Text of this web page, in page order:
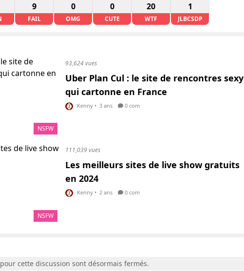
9
FAIL
0
OMG
0
CUTE
20
WTF
1
JLBCSDP
NSFW
93,624 vues
Uber Plan Cul : le site de rencontres sexy
qui cartonne en France
Kenny • 3 ans 0 com
NSFW
111,039 vues
Les meilleurs sites de live show gratuits
en 2024
Kenny • 2 ans 0 com
cette discussion sont désormais fermés.